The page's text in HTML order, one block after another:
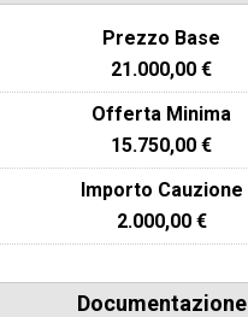
Prezzo Base
21.000,00 €
Offerta Minima
15.750,00 €
Importo Cauzione
2.000,00 €
Documentazione